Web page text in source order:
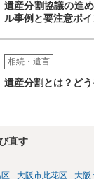
遺産分割協議の進
ル事例と要注意ポ
相続・遺言
遺産分割とは？ど
直す
大阪市此花区 大阪